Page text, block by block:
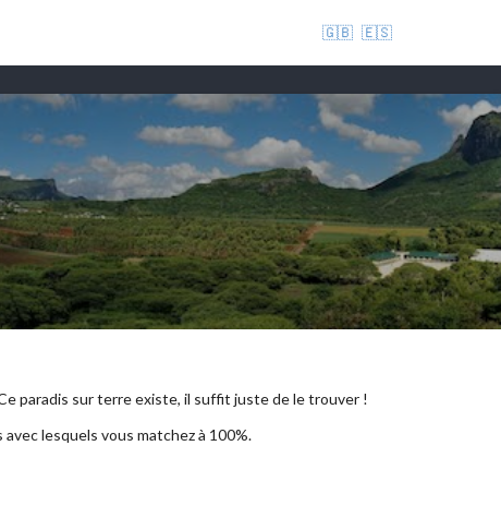
🇬🇧 🇪🇸
paradis sur terre existe, il suffit juste de le trouver !
lesquels vous matchez à 100%.